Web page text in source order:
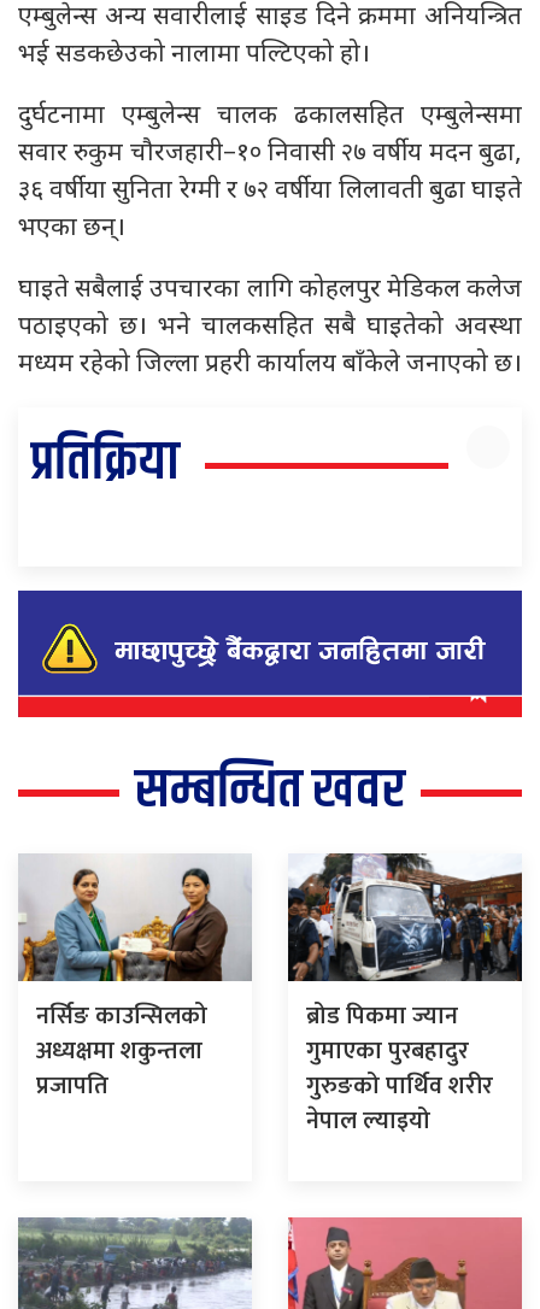
एम्बुलेन्स अन्य सवारीलाई साइड दिने क्रममा अनियन्त्रित
भई सडकछेउको नालामा पल्टिएको हो।
दुर्घटनामा एम्बुलेन्स चालक ढकालसहित एम्बुलेन्समा
सवार रुकुम चौरजहारी–१० निवासी २७ वर्षीय मदन बुढा,
३६ वर्षीया सुनिता रेग्मी र ७२ वर्षीया लिलावती बुढा घाइते
भएका छन्।
घाइते सबैलाई उपचारका लागि कोहलपुर मेडिकल कलेज
पठाइएको छ। भने चालकसहित सबै घाइतेको अवस्था
मध्यम रहेको जिल्ला प्रहरी कार्यालय बाँकेले जनाएको छ।
प्रतिक्रिया
सम्बन्धित खवर
नर्सिङ काउन्सिलको
अध्यक्षमा शकुन्तला
प्रजापति
ब्रोड पिकमा ज्यान
गुमाएका पुरबहादुर
गुरुङको पार्थिव शरीर
नेपाल ल्याइयो